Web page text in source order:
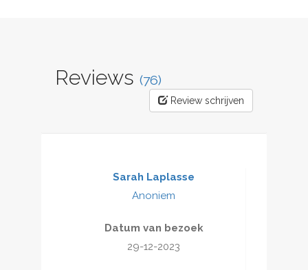
Reviews (76)
Review schrijven
Sarah Laplasse
Anoniem
Datum van bezoek
29-12-2023